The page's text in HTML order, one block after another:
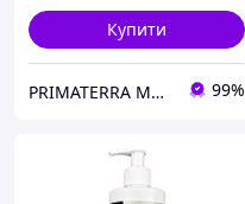
Купити
PRIMATERRA Миючі засоби 99%